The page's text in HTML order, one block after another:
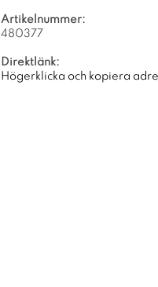
Artikelnummer:
480377
Direktlänk:
Högerklicka och kopiera